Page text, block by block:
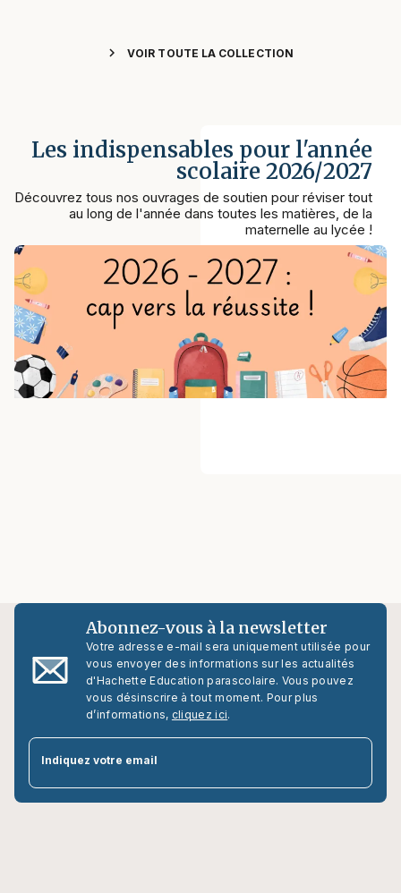
chevron_right VOIR TOUTE LA COLLECTION
Les indispensables pour l'année
scolaire 2026/2027
Découvrez tous nos ouvrages de soutien pour réviser tout
au long de l'année dans toutes les matières, de la
maternelle au lycée !
Abonnez-vous à la newsletter
Votre adresse e-mail sera uniquement utilisée pour
vous envoyer des informations sur les actualités
d'Hachette Education parascolaire. Vous pouvez
vous désinscrire à tout moment. Pour plus
d’informations, cliquez ici.
Indiquez votre email